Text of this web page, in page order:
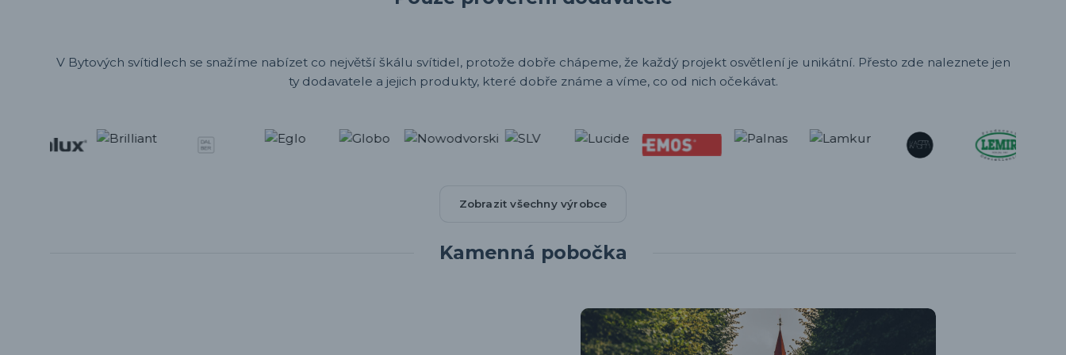
V Bytových svítidlech se snažíme nabízet co největší škálu svítidel, protože dobře chápeme, že každý projekt osvětlení je unikátní. Přesto zde naleznete jen
ty dodavatele a jejich produkty, které dobře známe a víme, co od nich očekávat.
Zobrazit všechny výrobce
Kamenná pobočka